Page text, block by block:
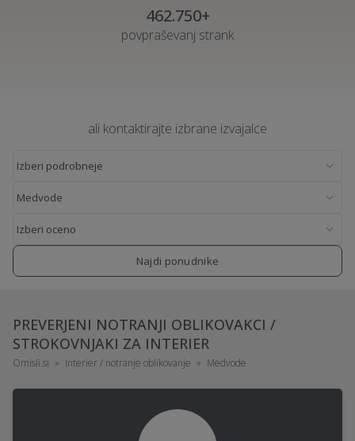
462.750+
povpraševanj strank
ali kontaktirajte izbrane izvajalce
Najdi ponudnike
PREVERJENI NOTRANJI OBLIKOVAKCI /
STROKOVNJAKI ZA INTERIER
Omisli.si Interier / notranje oblikovanje Medvode